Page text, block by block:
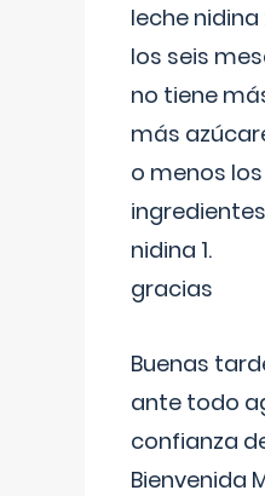
leche
los seis
no tiene
más
o menos
nidina 1.
gracias
Buenas
ante todo
confianza
Bienvenida